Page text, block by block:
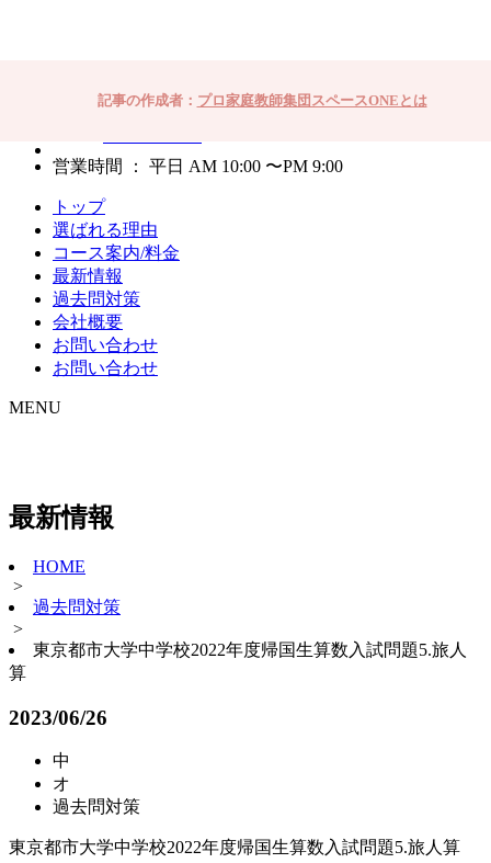
営業時間 ： 平日 AM 10:00 〜PM 9:00
トップ
選ばれる理由
コース案内/料金
最新情報
過去問対策
会社概要
お問い合わせ
お問い合わせ
MENU
記事の作成者： プロ家庭教師集団スペースONEとは
最新情報
HOME
>
過去問対策
>
東京都市大学中学校2022年度帰国生算数入試問題5.旅人
算
2023/06/26
中
オ
過去問対策
東京都市大学中学校2022年度帰国生算数入試問題5.旅人算